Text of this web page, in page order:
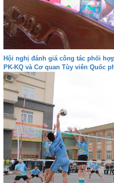
Hội nghị đánh giá công tác phối
PK-KQ và Cơ quan Tùy viên Quốc